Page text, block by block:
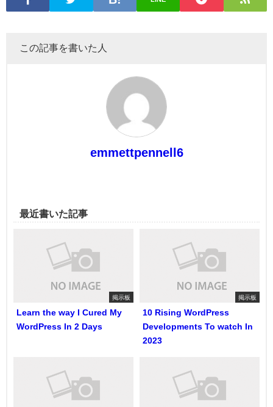
この記事を書いた人
emmettpennell6
最近書いた記事
掲示板
Learn the way I Cured My
WordPress In 2 Days
掲示板
10 Rising WordPress
Developments To watch In
2023